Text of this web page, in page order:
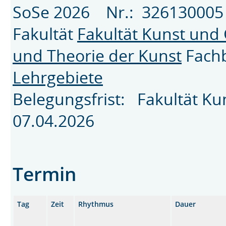
SoSe 2026 Nr.:
Fakultät Fakultät Kunst und
und Theorie der Kunst
Lehrgebiete
Belegungsfrist: Fakultät
07.04.2026
Termin
Tag Zeit Rhythmus Dauer